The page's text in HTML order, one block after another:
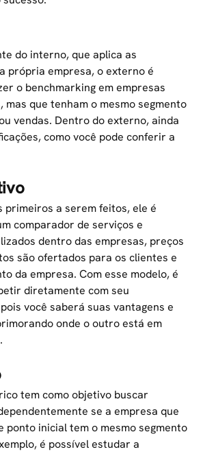
do interno, que aplica as
própria empresa, o externo é
o benchmarking em empresas
mas que tenham o mesmo segmento
vendas. Dentro do externo, ainda
como você pode conferir a
primeiros a serem feitos, ele é
comparador de serviços e
dentro das empresas, preços
são ofertados para os clientes e
da empresa. Com esse modelo, é
diretamente com seu
você saberá suas vantagens e
onde o outro está em
tem como objetivo buscar
se a empresa que
ponto inicial tem o mesmo segmento
é possível estudar a